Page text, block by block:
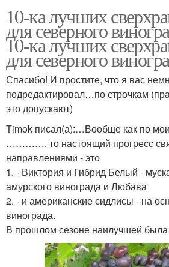
Виноград для красного
Виноград для сибири
10-ка лучших
для северного
10-ка лучших
для северного
Спасибо! И простите, что я вас
подредактировал…по строчкам
это допускают)
Timok писал(а):…Вообще как по
…………. то настоящий прогресс
направлениями - это
1. - Виктория и Гибрид Белый -
амурского винограда и Любава
2. - и американские сидлисы - на
винограда.
В прошлом сезоне наилучшей